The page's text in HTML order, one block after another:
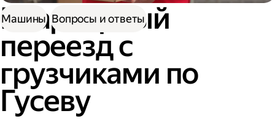
Квартирный
переезд с
грузчиками по
Гусеву
Машины Вопросы и ответы